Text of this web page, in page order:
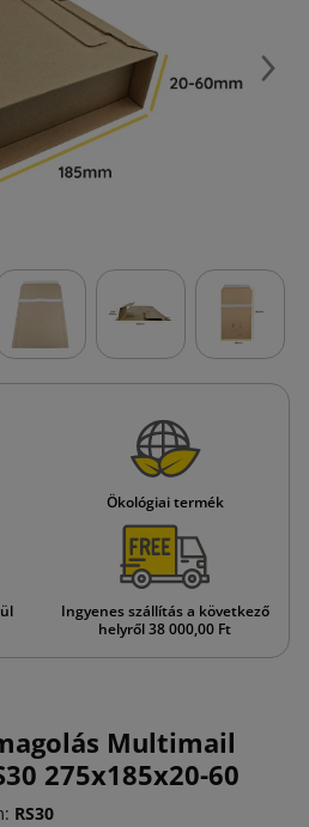
Ökológiai termék
Ingyenes szállítás a következő
helyről 38 000,00 Ft
Multimail
275x185x20-60
RS30